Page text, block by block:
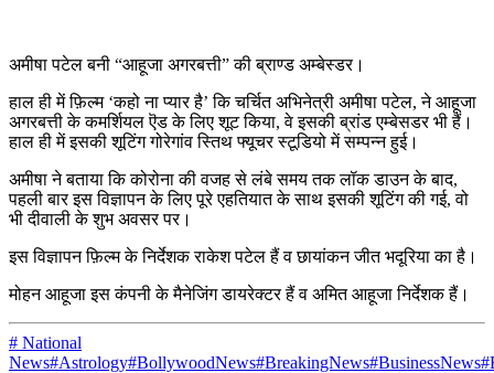
अमीषा पटेल बनी “आहूजा अगरबत्ती” की ब्राण्ड अम्बेस्डर।
हाल ही में फ़िल्म ‘कहो ना प्यार है’ कि चर्चित अभिनेत्री अमीषा पटेल, ने आहूजा
अगरबत्ती के कमर्शियल ऎड के लिए शूट किया, वे इसकी ब्रांड एम्बेसडर भी हैं।
हाल ही में इसकी शूटिंग गोरेगांव स्तिथ फ्यूचर स्टूडियो में सम्पन्न हुई।
अमीषा ने बताया कि कोरोना की वजह से लंबे समय तक लॉक डाउन के बाद,
पहली बार इस विज्ञापन के लिए पूरे एहतियात के साथ इसकी शूटिंग की गई, वो
भी दीवाली के शुभ अवसर पर।
इस विज्ञापन फ़िल्म के निर्देशक राकेश पटेल हैं व छायांकन जीत भदूरिया का है।
मोहन आहूजा इस कंपनी के मैनेजिंग डायरेक्टर हैं व अमित आहूजा निर्देशक हैं।
# National
News#Astrology#BollywoodNews#BreakingNews#BusinessNews